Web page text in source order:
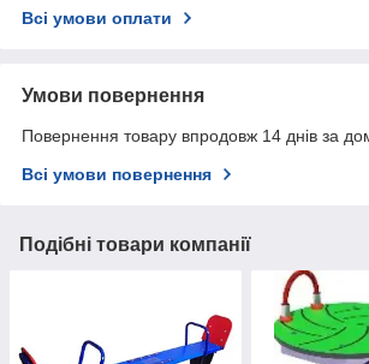
Всі умови оплати
Умови повернення
Повернення товару впродовж 14 днів за
Всі умови повернення
Подібні товари компанії